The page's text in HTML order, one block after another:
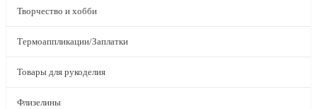
Творчество и хобби
Термоаппликации/Заплатки
Товары для рукоделия
Флизелины